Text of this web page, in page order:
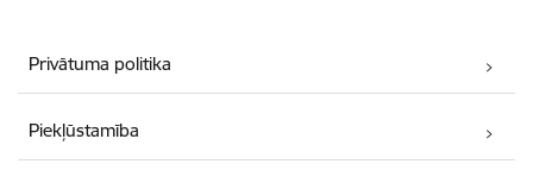
Privātuma politika
Piekļūstamība